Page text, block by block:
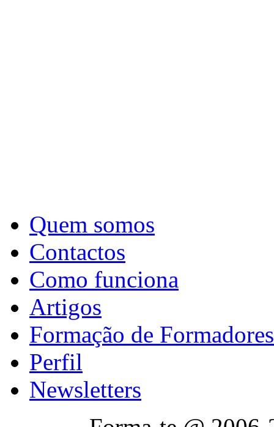
Quem somos
Contactos
Como funciona
Artigos
Formação de Formadores
Perfil
Newsletters